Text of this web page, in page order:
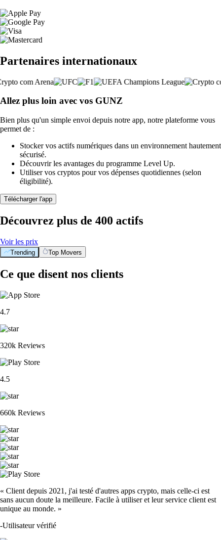
Partenaires internationaux
Allez plus loin avec vos GUNZ
Bien plus qu'un simple envoi depuis notre app, notre plateforme vous
permet de :
Stocker vos actifs numériques dans un environnement hautement
sécurisé.
Découvrir les avantages du programme Level Up.
Utiliser vos cryptos pour vos dépenses quotidiennes (selon
éligibilité).
Télécharger l'app
Découvrez plus de 400 actifs
Voir les prix
Trending Top Movers
Ce que disent nos clients
4.7
320k Reviews
4.5
660k Reviews
« Client depuis 2021, j'ai testé d'autres apps crypto, mais celle-ci est
sans aucun doute la meilleure. Facile à utiliser et leur service client est
unique au monde. »
-Utilisateur vérifié